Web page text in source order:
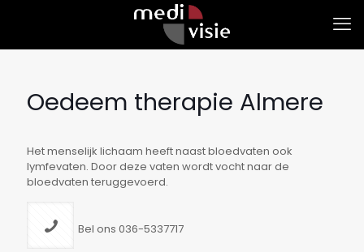
Oedeem therapie Almere
Het menselijk lichaam heeft naast bloedvaten ook
lymfevaten. Door deze vaten wordt vocht naar de
bloedvaten teruggevoerd.
Bel ons 036-5337717